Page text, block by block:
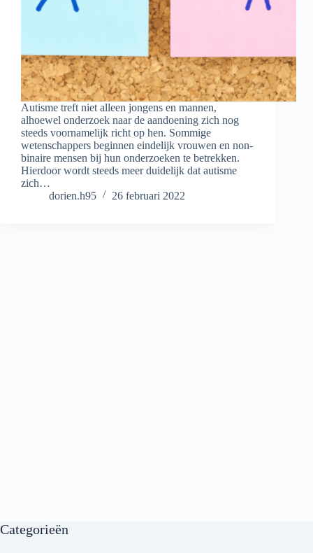
Autisme treft niet alleen jongens en mannen,
alhoewel onderzoek naar de aandoening zich nog
steeds voornamelijk richt op hen. Sommige
wetenschappers beginnen eindelijk vrouwen en non-
binaire mensen bij hun onderzoeken te betrekken.
Hierdoor wordt steeds meer duidelijk dat autisme
zich…
dorien.h95
26 februari 2022
Categorieën